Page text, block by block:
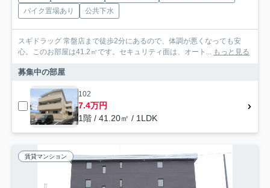
バイク置場あり
公共下水
スギドラッグ 常盤店まで徒歩2分にあるので、体調が悪くなっても安
心。このお部屋は41.2㎡です。セキュリティ面は、オート...
もっと見る
募集中の部屋
102
7.4万円
1階 / 41.20㎡ / 1LDK
賃貸マンション